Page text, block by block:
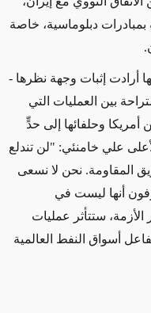
دبلوماسية، خاصة
أرادت إثبات وجهة نظرها -
بين العمليات التي
وحلفائها إلى حدٍّ
الأعلى علي خامنئي: "لن تندلع
المقاومة. نحن لا نسعى
أنها ليست في
ستتأثر عمليات
أسواق النفط العالمية